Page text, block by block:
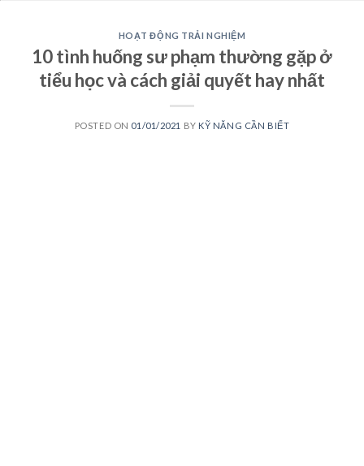
HOẠT ĐỘNG TRẢI NGHIỆM
10 tình huống sư phạm thường gặp ở
tiểu học và cách giải quyết hay nhất
POSTED ON 01/01/2021 BY KỸ NĂNG CẦN BIẾT